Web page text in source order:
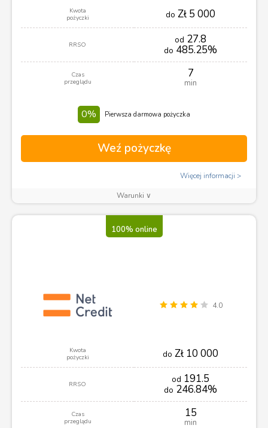
Kwota
pożyczki
do Zł 5 000
RRSO od 27.8
do 485.25%
Czas
przeglądu
7
min
0% Pierwsza darmowa pożyczka
Weź pożyczkę
Więcej informacji
Warunki ∨
100% online
4.0
Kwota
pożyczki
do Zł 10 000
RRSO od 191.5
do 246.84%
Czas
przeglądu
15
min